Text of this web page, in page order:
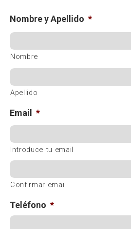
Nombre y Apellido *
Nombre
Apellido
Email *
Introduce tu email
Confirmar email
Teléfono *